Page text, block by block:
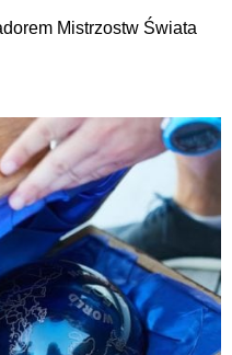
Mistrzostw Świata